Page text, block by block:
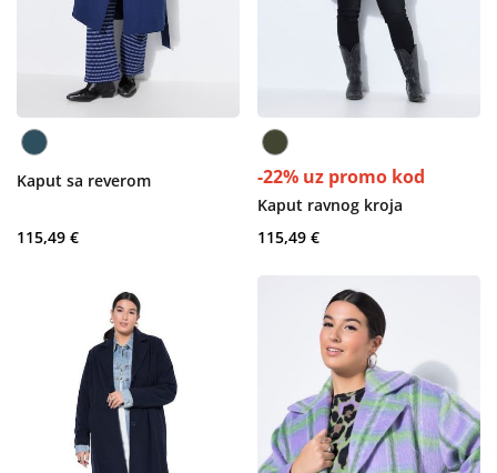
Kaput sa reverom
115,49 €
-22% uz promo kod
Kaput ravnog kroja
115,49 €